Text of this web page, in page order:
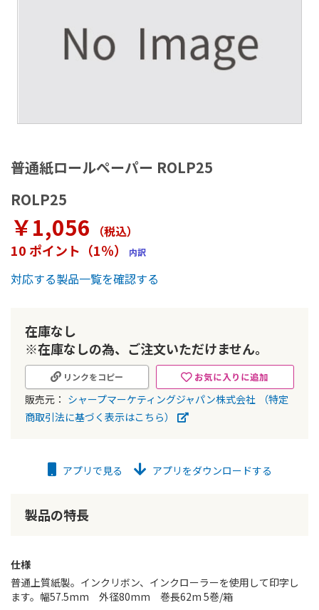
普通紙ロールペーパー ROLP25
ROLP25
￥1,056 （税込）
10 ポイント（1％） 内訳
対応する製品一覧を確認する
在庫なし
※在庫なしの為、ご注文いただけません。
お気に入りに追加
リンクをコピー
販売元： シャープマーケティングジャパン株式会社
（特定
商取引法に基づく表示はこちら）
メ
ー
ギ
ャ
ラ
リ
ー
の
最
移
アプリで見る アプリをダウンロードする
製品の特長
仕様
普通上質紙製。インクリボン、インクローラーを使用して印字し
ます。幅57.5mm 外径80mm 巻長62m 5巻/箱